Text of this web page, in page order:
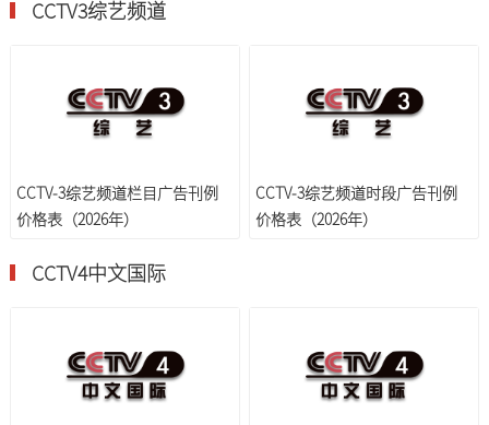
CCTV3综艺频道
CCTV-3综艺频道栏目广告刊例
价格表（2026年）
CCTV-3综艺频道时段广告刊例
价格表（2026年）
CCTV4中文国际